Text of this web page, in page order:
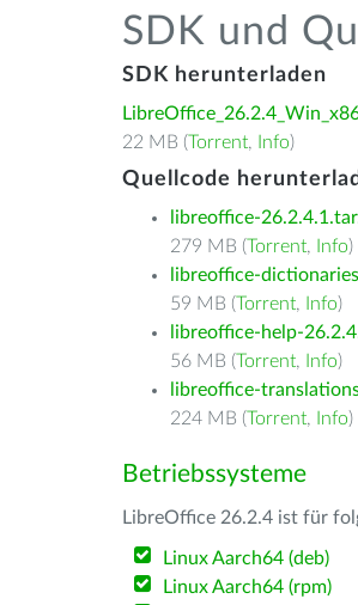
SDK und
SDK herunterladen
22 MB (Torrent, Info)
Quellcode
libreoffice-
279 MB (Torrent, Info)
libreoffice-
59 MB (Torrent, Info)
libreoffice-help-
56 MB (Torrent, Info)
libreoffice-
224 MB (Torrent, Info)
Betriebssysteme
LibreOffice 26.2.4 ist für
Linux Aarch64 (deb)
Linux Aarch64 (rpm)